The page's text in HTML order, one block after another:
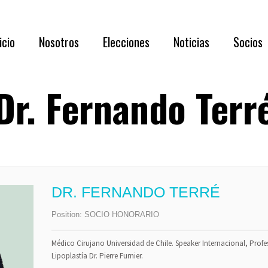
Nosotros
Acerca de Nosotros
Directorio 2026 – 2028
Elecciones
RESULTADOS
Asamblea
Noticias Socios
Directorio
Fernando
DR. FERNANDO TERRÉ
Position: SOCIO HONORARIO
Médico Cirujano Universidad de Chile. Speaker Internacional,
Lipoplastía Dr. Pierre Furnier.